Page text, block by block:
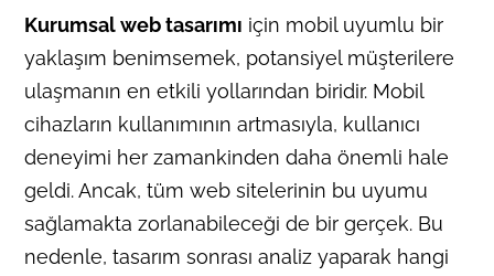
Kurumsal web tasarımı için mobil uyumlu bir
yaklaşım benimsemek, potansiyel müşterilere
ulaşmanın en etkili yollarından biridir. Mobil
cihazların kullanımının artmasıyla, kullanıcı
deneyimi her zamankinden daha önemli hale
geldi. Ancak, tüm web sitelerinin bu uyumu
sağlamakta zorlanabileceği de bir gerçek. Bu
nedenle, tasarım sonrası analiz yaparak hangi